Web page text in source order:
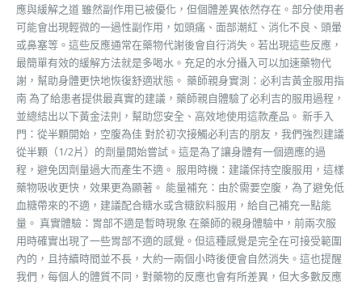
應與緩解之道 雖然副作用已被優化，但個體差異依然存在。部分使用者
可能會出現輕微的一過性副作用，如頭痛、面部潮紅、消化不良、頭暈
或鼻塞等。這些反應通常在藥物代謝後會自行消失。若出現這些反應，
最簡單有效的緩解方法就是多喝水。充足的水分攝入可以加速藥物代
謝，幫助身體更快地恢復舒適狀態。 藥師親身實測：必利吉黃金服用指
南 為了給患者提供最真實的建議，藥師親自體驗了必利吉的服用過程，
並總結出以下黃金法則，幫助您安全、高效地使用這款產品。 新手入
門：從半顆開始，空腹為佳 對於初次接觸必利吉的朋友，我們強烈建議
從半顆（1/2片）的劑量開始嘗試。這是為了讓身體有一個適應的過
程，避免因劑量過大而產生不適。 服用時機：建議保持空腹服用，這樣
藥物吸收更快，效果更為顯著。 能量補充：由於需要空腹，為了避免低
血糖帶來的不適，建議配合糖水或含糖飲料服用，給自己補充一點能
量。 真實體驗：胃部不適是暫時現象 在藥師的親身體驗中，前兩次服
用時確實出現了一些胃部不適的感覺。但這種感覺是完全在可接受範圍
內的，且持續時間並不長，大約一兩個小時後便會自然消失。這也提醒
我們，每個人的體質不同，對藥物的反應也會有所差異，但大多數反應